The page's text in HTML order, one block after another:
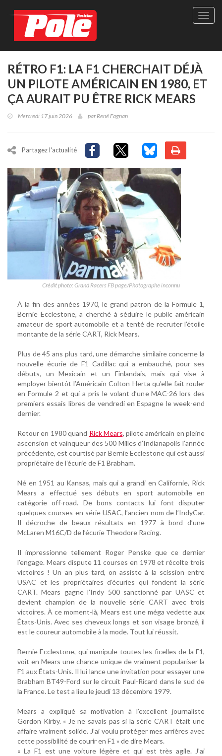
Site
Le
RÉTRO F1: LA F1 CHERCHAIT DÉJÀ
UN PILOTE AMÉRICAIN EN 1980, ET
ÇA AURAIT PU ÊTRE RICK MEARS
Mercredi 17 juin 2026 parRené Fagnan
Partagez l'actualité
Crédit photo: Grand Racers FB page/Photographe inconnu
À la fin des années 1970, le grand patron de la Formule 1,
Bernie Ecclestone, a cherché à séduire le public américain
amateur de sport automobile et a tenté de recruter l’étoile
montante de la série CART, Rick Mears.
Plus de 45 ans plus tard, une démarche similaire concerne la
nouvelle écurie de F1 Cadillac qui a embauché, pour ses
débuts, un Mexicain et un Finlandais, mais qui vise à
employer bientôt l’Américain Colton Herta qu’elle fait rouler
en Formule 2 et qui a pris le volant d’une MAC-26 lors des
premiers essais libres de vendredi en Espagne le week-end
dernier.
Retour en 1980 quand Rick Mears, pilote américain en pleine
ascension et vainqueur des 500 Milles d’Indianapolis l’année
précédente, est courtisé par Bernie Ecclestone qui est aussi
propriétaire de l’écurie de F1 Brabham.
Né en 1951 au Kansas, mais qui a grandi en Californie, Rick
Mears a effectué ses débuts en sport automobile en
catégorie off-road. De bons contacts lui font disputer
quelques courses en série USAC, l’ancien nom de l’IndyCar.
Il décroche de beaux résultats en 1977 à bord d’une
McLaren M16C/D de l’écurie Theodore Racing.
Il impressionne tellement Roger Penske que ce dernier
l’engage. Mears dispute 11 courses en 1978 et récolte trois
victoires ! Un an plus tard, on assiste à la scission entre
USAC et les propriétaires d’écuries qui fondent la série
CART. Mears gagne l’Indy 500 sanctionné par UASC et
devient champion de la nouvelle série CART avec trois
victoires. À ce moment-là, Mears est une méga vedette aux
États-Unis. Avec ses cheveux longs et son visage bronzé, il
est le coureur automobile à la mode. Tout lui réussit.
Bernie Ecclestone, qui manipule toutes les ficelles de la F1,
voit en Mears une chance unique de vraiment populariser la
F1 aux États-Unis. Il lui lance une invitation pour essayer une
Brabham BT49-Ford sur le circuit Paul-Ricard dans le sud de
la France. Le test a lieu le jeudi 13 décembre 1979.
Mears a expliqué sa motivation à l’excellent journaliste
Gordon Kirby. « Je ne savais pas si la série CART était une
affaire vraiment solide. J’ai voulu protéger mes arrières avec
cette possibilité de courir en F1 » de dire Mears.
« La F1 est une voiture légère et qui est très agile. J’ai